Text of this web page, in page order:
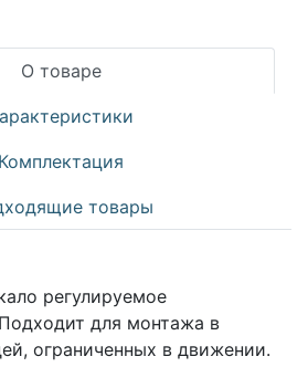
О товаре
Комплектация
товары
регулируемое
для монтажа в
ограниченных в движении.